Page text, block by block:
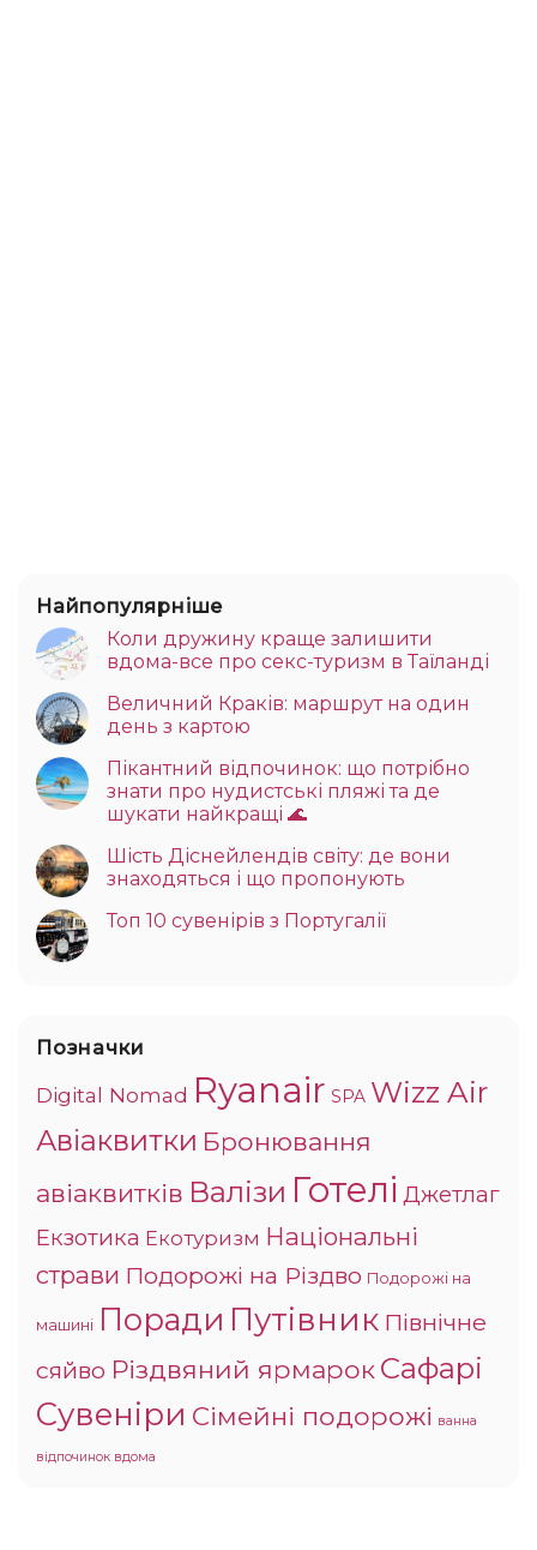
Найпопулярніше
Коли дружину краще залишити
вдома-все про секс-туризм в Таїланді
Величний Краків: маршрут на один
день з картою
Пікантний відпочинок: що потрібно
знати про нудистські пляжі та де
шукати найкращі 🌊
Шість Діснейлендів світу: де вони
знаходяться і що пропонують
Топ 10 сувенірів з Португалії
Позначки
Digital Nomad Ryanair SPA Wizz Air
Авіаквитки Бронювання
авіаквитків Валізи Готелі Джетлаг
Екзотика Екотуризм Національні
страви Подорожі на Різдво Подорожі на
машині Поради Путівник Північне
сяйво Різдвяний ярмарокСафарі
Сувеніри Сімейні подорожі ванна
відпочинок вдома